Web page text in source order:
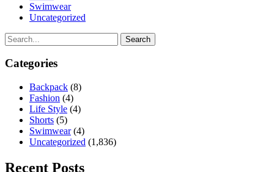
Swimwear
Uncategorized
Search
Categories
Backpack (8)
Fashion (4)
Life Style (4)
Shorts (5)
Swimwear(4)
Uncategorized (1,836)
Recent Posts